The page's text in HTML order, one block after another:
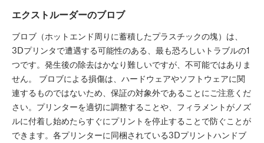
エクストルーダーのブロブ
ブロブ（ホットエンド周りに蓄積したプラスチックの塊）は、
3Dプリンタで遭遇する可能性のある、最も恐ろしいトラブルの1
つです。発生後の除去はかなり難しいですが、不可能ではありま
せん。 ブロブによる損傷は、ハードウェアやソフトウェアに関
連するものではないため、保証の対象外であることにご注意くだ
さい。プリンターを適切に調整することや、フィラメントがノズ
ルに付着し始めたらすぐにプリントを停止することで防ぐことが
できます。各プリンターに同梱されている3Dプリントハンドブ